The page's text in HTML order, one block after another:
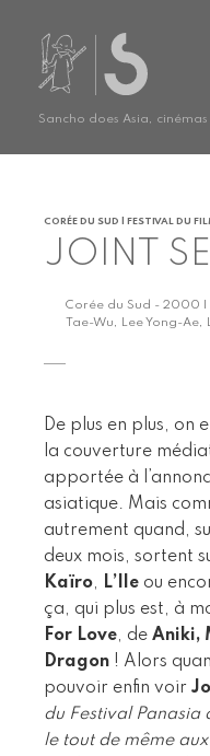
Sancho does Asia,
CORÉE DU SUD | FESTIVAL DU
JOINT
Corée du Sud - 2000 |
Tae-Wu, Lee Yong-Ae,
De plus en plus, on
la couverture
apportée à
asiatique. Mais
autrement quand,
deux mois, sortent
Kaïro, L’Ile ou
ça, qui plus est, à
For Love, de Aniki,
Dragon ! Alors
pouvoir enfin voir
du Festival
le tout de même